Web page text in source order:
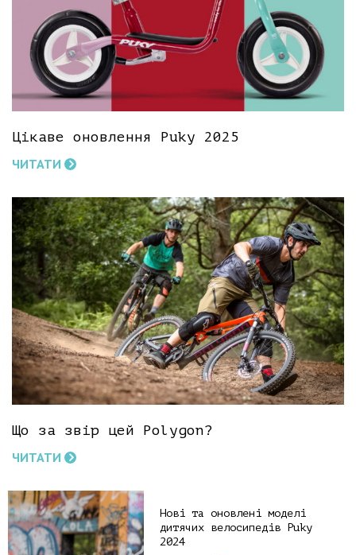
Цікаве оновлення Puky 2025
ЧИТАТИ
Що за звір цей Polygon?
ЧИТАТИ
Нові та оновлені моделі
дитячих велосипедів Puky
2024